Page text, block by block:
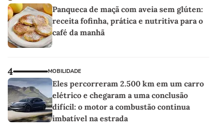
Panqueca de maçã com aveia sem glúten:
receita fofinha, prática e nutritiva para o
café da manhã
4 MOBILIDADE
Eles percorreram 2.500 km em um carro
elétrico e chegaram a uma conclusão
difícil: o motor a combustão continua
imbatível na estrada